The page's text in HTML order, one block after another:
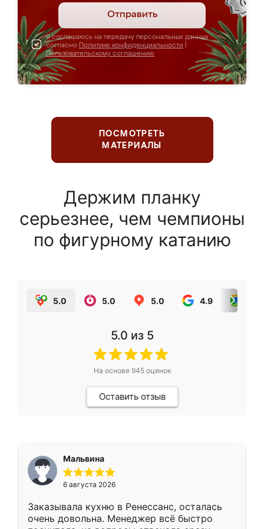
Отправить
Я соглашаюсь на передачу персональных данных
согласно Политике конфиденциальности
Пользовательскому соглашению
ПОСМОТРЕТЬ
МАТЕРИАЛЫ
Держим планку
серьезнее, чем чемпионы
по фигурному катанию
5.0 5.0 5.0 4.9
5.0 из 5
На основе 945оценок
Оставить отзыв
Мальвина
6 августа 2026
Заказывала кухню в Ренессанс, осталась
очень довольна. Менеджер всё быстро